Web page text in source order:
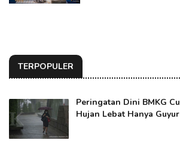
TERPOPULER
Peringatan Dini BMKG
Hujan Lebat Hanya